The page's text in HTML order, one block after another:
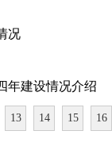
况
年建设情况介绍
13 14 15 16